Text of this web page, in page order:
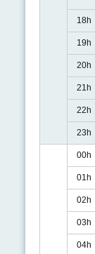
18h
19h
20h
21h
22h
23h
00h
01h
02h
03h
04h